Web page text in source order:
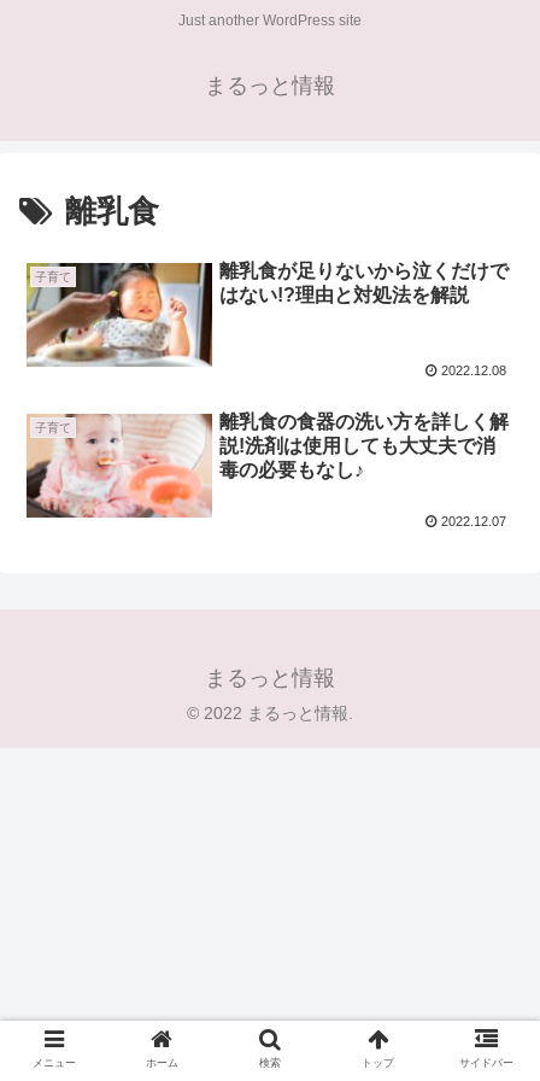
Just another WordPress site
まるっと情報
離乳食
子育て
離乳食が足りないから泣くだけで
はない!?理由と対処法を解説
2022.12.08
子育て
離乳食の食器の洗い方を詳しく解
説!洗剤は使用しても大丈夫で消
毒の必要もなし♪
2022.12.07
まるっと情報
© 2022 まるっと情報.
メニュー ホーム 検索 トップ サイドバー